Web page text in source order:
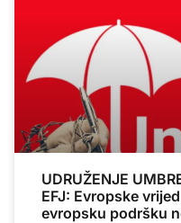
UDRUŽENJE
EFJ: Evropske
evropsku podršku